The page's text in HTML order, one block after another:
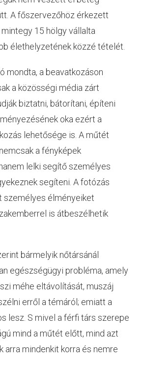
A főszervezőhöz érkezett
15 hölgy vállalta
élethelyzetének közzé tételét.
mondta, a beavatkozáson
a közösségi média zárt
biztatni, bátorítani, építeni
oka ezért a
lehetősége is. A műtét
a fényképek
lelki segítő személyes
segíteni. A fotózás
személyes élményeiket
is átbeszélhetik
bármelyik nőtársánál
egészségügyi probléma, amely
méhe eltávolítását, muszáj
erről a témáról; emiatt a
lesz. S mivel a férfi társ szerepe
mind a műtét előtt, mind azt
arra mindenkit korra és nemre